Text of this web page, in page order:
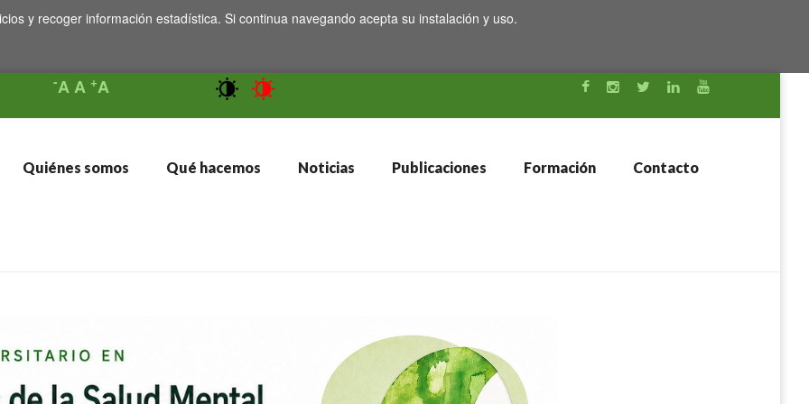
y recoger información estadística. Si continua navegando acepta su instalación y uso.
-AA +A
Quiénes somos Qué hacemos Noticias Publicaciones Formación Contacto